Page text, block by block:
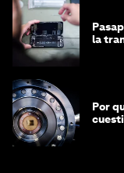
la
Por